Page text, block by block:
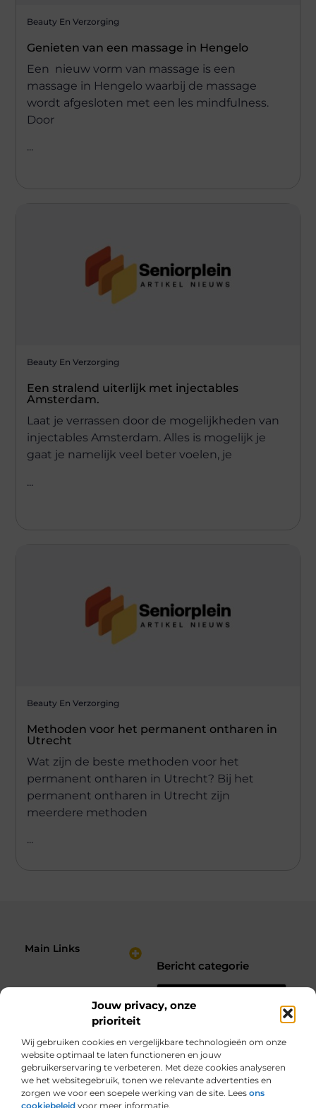
Jouw privacy, onze
prioriteit
Wij gebruiken cookies en vergelijkbare technologieën om onze
website optimaal te laten functioneren en jouw
gebruikerservaring te verbeteren. Met deze cookies analyseren
we het websitegebruik, tonen we relevante advertenties en
zorgen we voor een soepele werking van de site. Lees ons
cookiebeleid voor meer informatie.
Beauty En Verzorging
Genieten van een massage in Hengelo
Een nieuw vorm van massage is een
massage in Hengelo waarbij de massage
wordt afgesloten met een les mindfulness.
Door
...
Beauty En Verzorging
Een stralend uiterlijk met injectables
Amsterdam.
Laat je verrassen door de mogelijkheden van
injectables Amsterdam. Alles is mogelijk je
gaat je namelijk veel beter voelen, je
...
Beauty En Verzorging
Methoden voor het permanent ontharen in
Utrecht
Wat zijn de beste methoden voor het
permanent ontharen in Utrecht? Bij het
permanent ontharen in Utrecht zijn
meerdere methoden
...
Main Links
Bericht categorie